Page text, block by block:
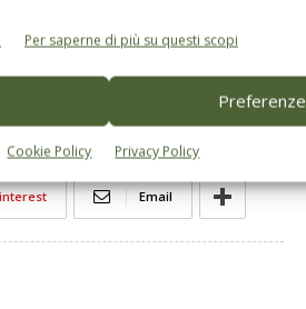
Per saperne di più su questi scopi
Preferenze
Cookie Policy Privacy Policy
Email